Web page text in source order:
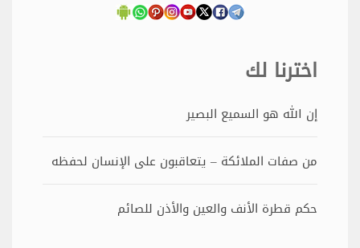
اخترنا لك
إن الله هو السميع البصير
من صفات الملائكة – يتعاقبون على الإنسان لحفظه
حكم قطرة الأنف والعين والأذن للصائم